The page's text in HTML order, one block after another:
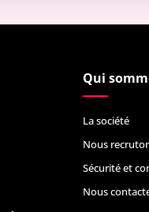
Qui
La société
Nous
Sécurité et
Nous